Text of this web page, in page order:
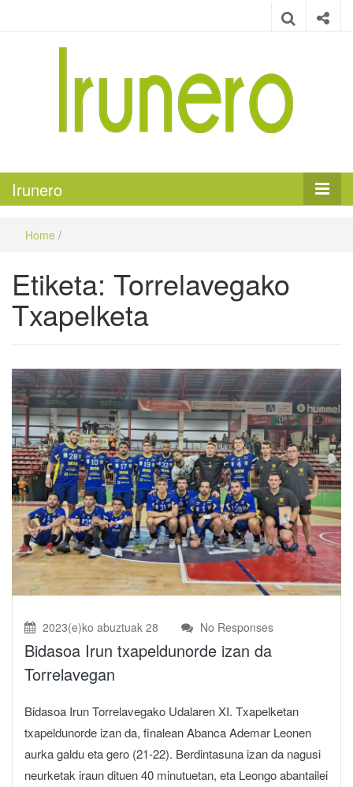
Irunero
Home /
Etiketa: Torrelavegako
Txapelketa
2023(e)ko abuztuak 28 No Responses
Bidasoa Irun txapeldunorde izan da
Torrelavegan
Bidasoa Irun Torrelavegako Udalaren XI. Txapelketan
txapeldunorde izan da, finalean Abanca Ademar Leonen
aurka galdu eta gero (21-22). Berdintasuna izan da nagusi
neurketak iraun dituen 40 minutuetan, eta Leongo abantailei